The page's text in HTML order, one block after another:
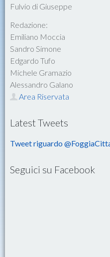
Fulvio di Giuseppe
Redazione:
Emiliano Moccia
Sandro Simone
Edgardo Tufo
Michele Gramazio
Alessandro Galano
Area Riservata
Latest Tweets
Tweet riguardo
Seguici su Facebook